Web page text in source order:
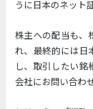
うに日本のネット
株主への配当も、
れ、最終的には日
し、取引したい銘
会社にお問い合わ